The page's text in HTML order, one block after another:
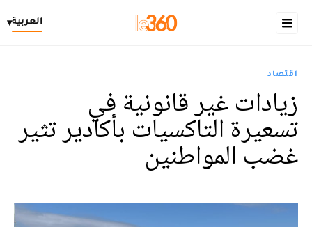
العربية▾
اقتصاد
زيادات غير قانونية في
تسعيرة التاكسيات بأكادير تثير
غضب المواطنين